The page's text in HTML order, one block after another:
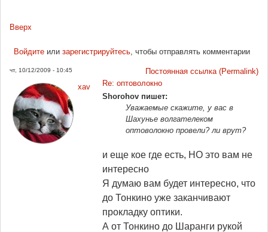
Вверх
Войдитеили зарегистрируйтесь, чтобы отправлять комментарии
чт, 10/12/2009 - 10:45
Постоянная ссылка (Permalink)
xav
Re: оптоволокно
Shorohov пишет:
Уважаемые скажите, у вас в
Шахунье волгателеком
оптоволокно провели? ли врут?
и еще кое где есть, НО это вам не
интересно
Я думаю вам будет интересно, что
до Тонкино уже заканчивают
прокладку оптики.
А от Тонкино до Шаранги рукой